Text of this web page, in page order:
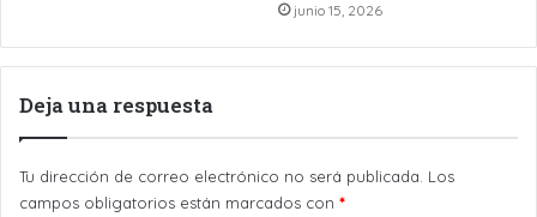
junio 15, 2026
Deja una respuesta
Tu dirección de correo electrónico no será publicada. Los
campos obligatorios están marcados con *